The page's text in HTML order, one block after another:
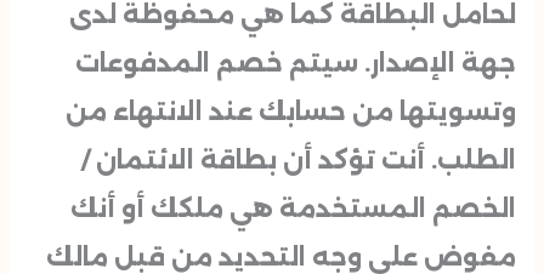
لحامل البطاقة كما هي محفوظة لدى
جهة الإصدار. سيتم خصم المدفوعات
وتسويتها من حسابك عند الانتهاء من
الطلب. أنت تؤكد أن بطاقة الائتمان /
الخصم المستخدمة هي ملكك أو أنك
مفوض على وجه التحديد من قبل مالك